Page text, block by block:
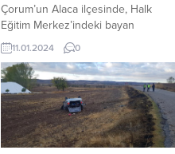
Çorum’un Alaca ilçesinde, Halk
Eğitim Merkez’indeki bayan
kursiyer ile usta öğreticilerin
Gazze’ye yardım eli uzandı.Alaca
Halk Eğitim Merkezi kursiyerleri
İsrail’in zulmü altında olan
Gazze’deki masum çocuklara, giysi
ve battaniye dikiyorlar.Zor
zamanlarda mazlumun ve
11.01.2024 0